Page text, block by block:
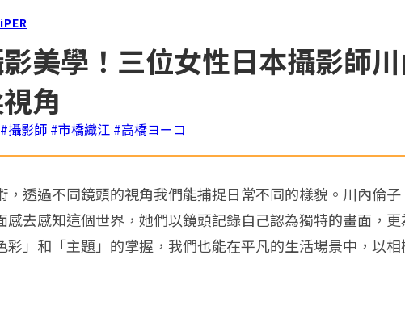
美學！三位女性日本攝影師
角
#攝影師 #市橋織江 #高橋ヨーコ
，透過不同鏡頭的視角我們能捕捉日常不同的樣貌。川內倫
感去感知這個世界，她們以鏡頭記錄自己認為獨特的畫面，
彩」和「主題」的掌握，我們也能在平凡的生活場景中，以相